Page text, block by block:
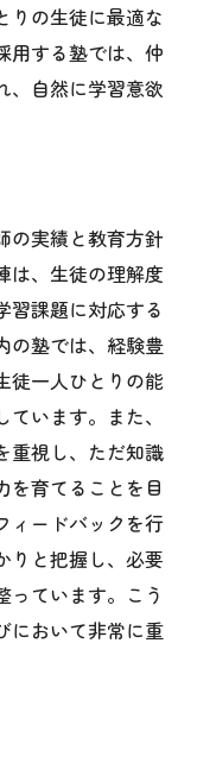
りの生徒に最適な
用する塾では、仲
、自然に学習意欲
の実績と教育方針
は、生徒の理解度
習課題に対応する
の塾では、経験豊
徒一人ひとりの能
います。また、
重視し、ただ知識
を育てることを目
ィードバックを行
りと把握し、必要
っています。こう
において非常に重